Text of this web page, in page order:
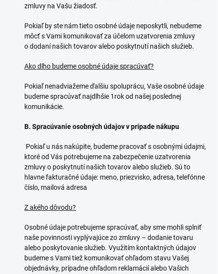
zmluvy na Vašu žiadosť.
Pokiaľ by ste nám tieto osobné údaje neposkytli, nebudeme
môcť s Vami komunikovať za účelom uzatvorenia zmluvy
o dodaní našich tovarov alebo poskytnutí našich služieb.
Ako dlho budeme osobné údaje spracúvať?
Pokiaľ nenadviažeme ďalšiu spoluprácu, Vaše osobné údaje
budeme spracúvať najdlhšie 1rok od našej poslednej
komunikácie.
B. Spracúvanie osobných údajov v prípade nákupu
Pokiaľ u nás nakúpite, budeme pracovať s osobnými údajmi,
ktoré od Vás potrebujeme na zabezpečenie uzatvorenia
zmluvy o poskytnutí našich tovarov alebo služieb. Sú to
hlavne fakturačné údaje: meno, priezvisko, adresa, telefónne
číslo, mailová adresa
Z akého dôvodu?
Osobné údaje potrebujeme spracúvať, aby sme mohli splniť
naše povinnosti vyplývajúce zo zmluvy – dodanie tovaru
alebo poskytovanie služieb. Využitím kontaktných údajov
budeme s Vami tiež komunikovať ohľadom stavu Vašej
objednávky, prípadne ohľadom reklamácií alebo Vašich